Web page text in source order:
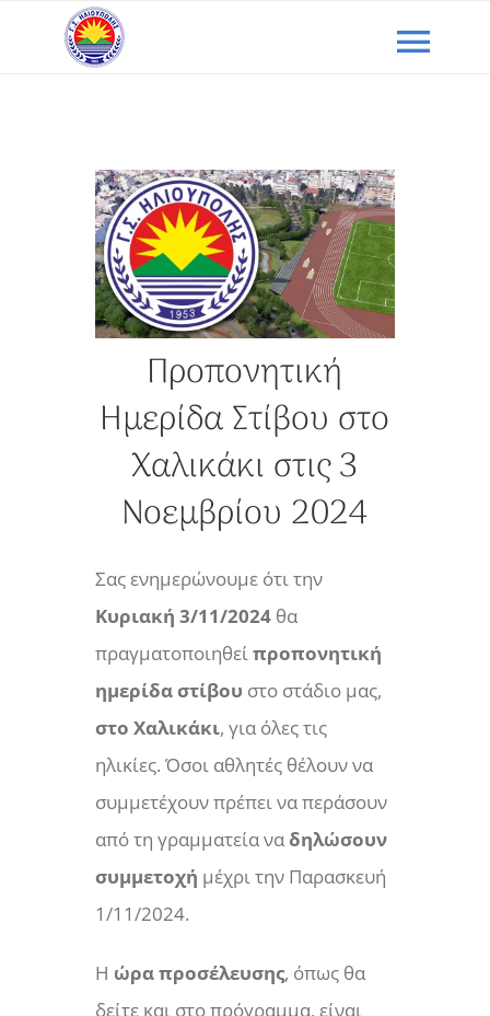
Μετάβαση
Ο ΣΥΛΛΟΓΟΣ ΜΑΣ
ΕΠΙΚΑΙΡΟΤΗΤΑ
Προπονητική
Ημερίδα Στίβου στο
Χαλικάκι στις 3
Νοεμβρίου 2024
Σας ενημερώνουμε ότι την
Κυριακή 3/11/2024 θα
πραγματοποιηθείπροπονητική
ημερίδα στίβου στο στάδιο μας,
στο Χαλικάκι, για όλες τις
ηλικίες. Όσοι αθλητές θέλουν να
συμμετέχουν πρέπει να περάσουν
από τη γραμματεία ναδηλώσουν
συμμετοχή μέχρι την Παρασκευή
1/11/2024.
Η ώρα προσέλευσης, όπως θα
δείτε και στο πρόγραμμα, είναι